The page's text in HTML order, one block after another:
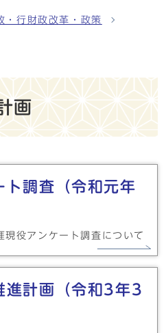
・行財政改革・政策
画
ト調査（令和元年
現役アンケート調査について
進計画（令和3年3